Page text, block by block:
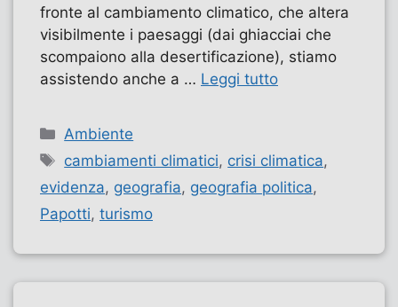
fronte al cambiamento climatico, che altera
visibilmente i paesaggi (dai ghiacciai che
scompaiono alla desertificazione), stiamo
assistendo anche a … Leggi tutto
Categorie
Ambiente
Tag
cambiamenti climatici, crisi climatica,
evidenza, geografia, geografia politica,
Papotti, turismo